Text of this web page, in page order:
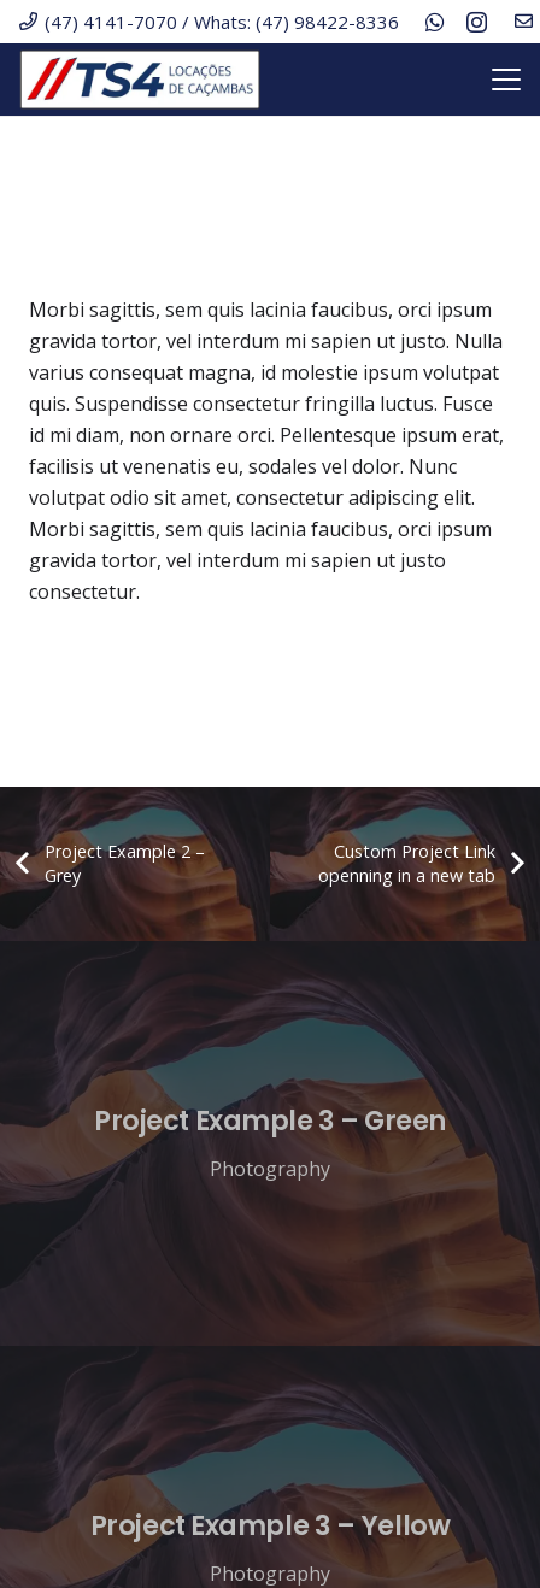
(47) 4141-7070 / Whats: (47) 98422-8336
Morbi sagittis, sem quis lacinia faucibus, orci ipsum
gravida tortor, vel interdum mi sapien ut justo. Nulla
varius consequat magna, id molestie ipsum volutpat
quis. Suspendisse consectetur fringilla luctus. Fusce
id mi diam, non ornare orci. Pellentesque ipsum erat,
facilisis ut venenatis eu, sodales vel dolor. Nunc
volutpat odio sit amet, consectetur adipiscing elit.
Morbi sagittis, sem quis lacinia faucibus, orci ipsum
gravida tortor, vel interdum mi sapien ut justo
consectetur.
Project Example 2 –
Grey
Custom Project Link
openning in a new tab
Project Example 3 – Green
Photography
Project Example 3 – Yellow
Photography